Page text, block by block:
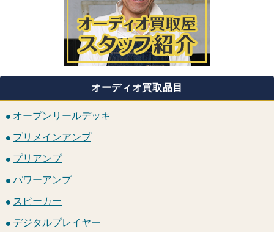
オーディオ買取品目
オープンリールデッキ
プリメインアンプ
プリアンプ
パワーアンプ
スピーカー
デジタルプレイヤー